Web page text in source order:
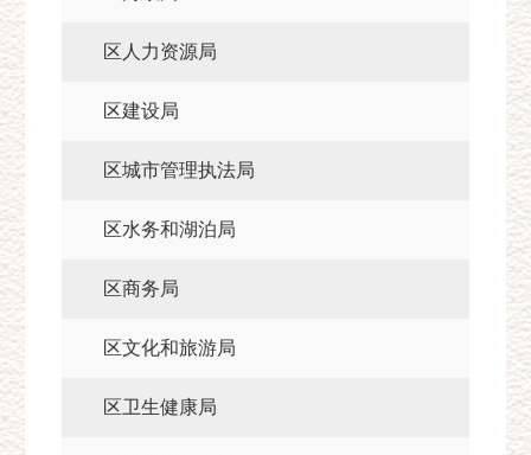
区人力资源局
区建设局
区城市管理执法局
区水务和湖泊局
区商务局
区文化和旅游局
区卫生健康局